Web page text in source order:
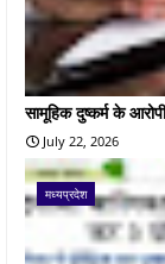
सामूहिक दुष्कर्म के
July 22, 2026
मध्यप्रदेश